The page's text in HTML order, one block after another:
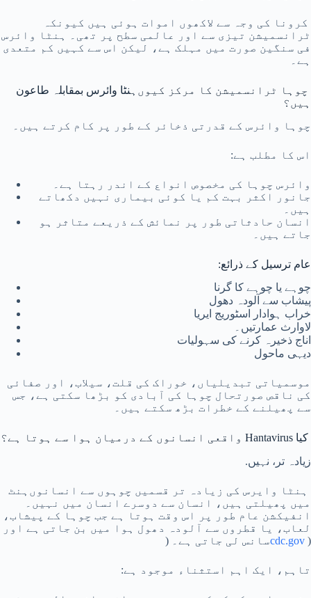
کرونا کی وجہ سے لاکھوں اموات ہوئی ہیں کیونکہ
ٹرانسمیشن تیزی سے اور عالمی سطح پر تھی۔ ہنٹا وائرس
فی سنگین صورت میں مہلک ہے، لیکن اس سے کہیں کم متعدی
ہے۔
ہنٹا وائرس بمقابلہ طاعون چوہا ٹرانسمیشن کا مرکز کیوں
ہیں؟
چوہا وائرس کے قدرتی ذخائر کے طور پر کام کرتے ہیں۔
اس کا مطلب ہے:
وائرس چوہا کی مخصوص انواع کے اندر رہتا ہے۔
جانور اکثر بہت کم یا کوئی بیماری نہیں دکھاتے
ہیں۔
انسان حادثاتی طور پر نمائش کے ذریعے متاثر ہو
جاتے ہیں۔
عام ترسیل کے ذرائع:
چوہے یا چوہے کا گرنا
پیشاب سے آلودہ دھول
خراب ہوادار اسٹوریج ایریا
لاوارث عمارتیں۔
اناج ذخیرہ کرنے کی سہولیات
دیہی ماحول
موسمیاتی تبدیلیاں، خوراک کی قلت، سیلاب، اور صفائی
کی ناقص صورتحال چوہا کی آبادی کو بڑھا سکتی ہے، جس
سے پھیلنے کے خطرات بڑھ سکتے ہیں۔
کیا Hantavirus واقعی انسانوں کے درمیان ہوا سے ہوتا ہے؟
زیادہ تر، نہیں.
ہنٹ ہنٹا وایرس کی زیادہ تر قسمیں چوہوں سے انسانوں
میں پھیلتی ہیں، انسان سے دوسرے انسان میں نہیں۔
انفیکشن عام طور پر اس وقت ہوتا ہے جب چوہا کے پیشاب،
لعاب، یا قطروں سے آلودہ دھول ہوا میں بن جاتی ہے اور
سانس لی جاتی ہے۔ (cdc.gov )
تاہم، ایک اہم استثناء موجود ہے: